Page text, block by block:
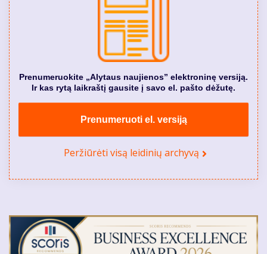
Prenumeruokite „Alytaus naujienos” elektroninę versiją.
Ir kas rytą laikraštį gausite į savo el. pašto dėžutę.
Prenumeruoti el. versiją
Peržiūrėti visą leidinių archyvą